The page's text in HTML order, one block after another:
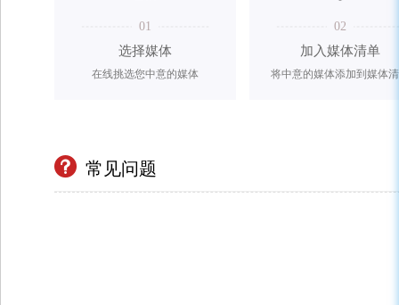
01
选择媒体
在线挑选您中意的媒体
02
加入媒体清单
将中意的媒体添加到媒体
常见问题